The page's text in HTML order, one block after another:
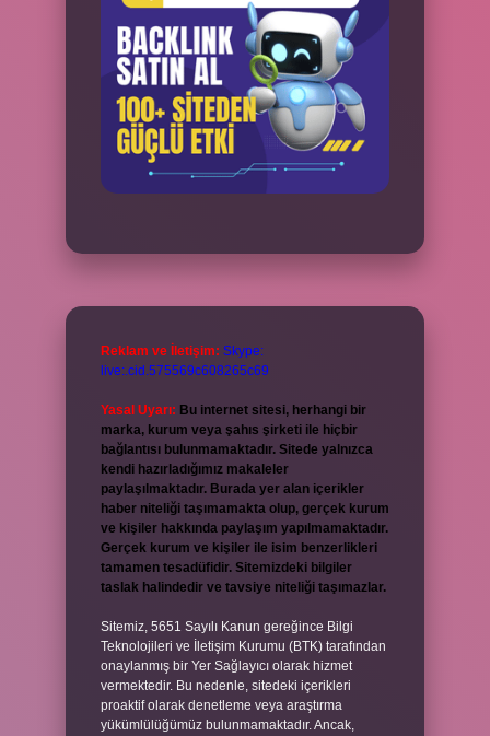
Reklam ve İletişim: Skype:
live:.cid.575569c608265c69
Yasal Uyarı: Bu internet sitesi, herhangi bir
marka, kurum veya şahıs şirketi ile hiçbir
bağlantısı bulunmamaktadır. Sitede yalnızca
kendi hazırladığımız makaleler
paylaşılmaktadır. Burada yer alan içerikler
haber niteliği taşımamakta olup, gerçek kurum
ve kişiler hakkında paylaşım yapılmamaktadır.
Gerçek kurum ve kişiler ile isim benzerlikleri
tamamen tesadüfidir. Sitemizdeki bilgiler
taslak halindedir ve tavsiye niteliği taşımazlar.
Sitemiz, 5651 Sayılı Kanun gereğince Bilgi
Teknolojileri ve İletişim Kurumu (BTK) tarafından
onaylanmış bir Yer Sağlayıcı olarak hizmet
vermektedir. Bu nedenle, sitedeki içerikleri
proaktif olarak denetleme veya araştırma
yükümlülüğümüz bulunmamaktadır. Ancak,